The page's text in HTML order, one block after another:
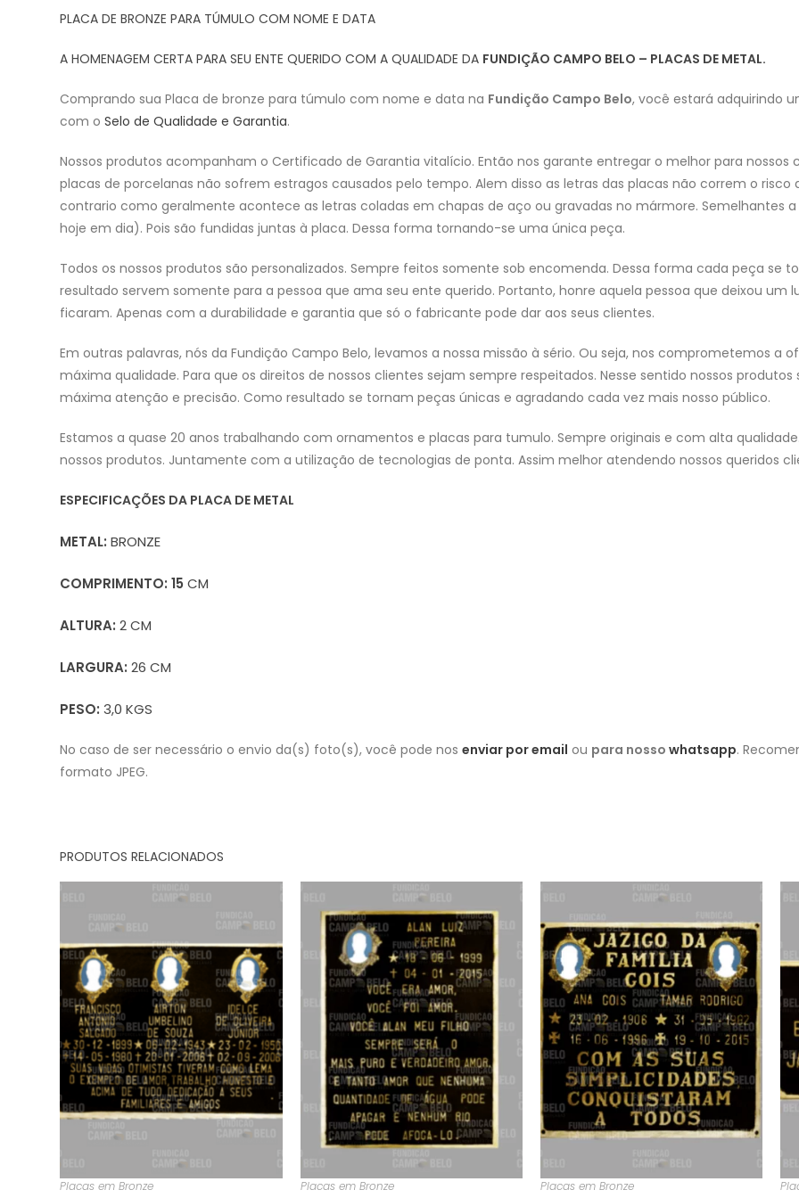
PLACA DE BRONZE PARA TÚMULO COM NOME E DATA
A HOMENAGEM CERTA PARA SEU ENTE QUERIDO COM A QUALIDADE DA FUNDIÇÃO CAMPO BELO – PLACAS DE METAL.
Comprando sua Placa de bronze para túmulo com nome e data na Fundição Campo Belo, você estará adquirindo
com oSelo de Qualidade e Garantia.
Nossos produtos acompanham o Certificado de Garantia vitalício. Então nos garante entregar o melhor para nossos
placas de porcelanas não sofrem estragos causados pelo tempo. Alem disso as letras das placas não correm o risco
contrario como geralmente acontece as letras coladas em chapas de aço ou gravadas no mármore. Semelhantes
hoje em dia). Pois são fundidas juntas à placa. Dessa forma tornando-se uma única peça.
Todos os nossos produtos são personalizados. Sempre feitos somente sob encomenda. Dessa forma cada peça se
resultado servem somente para a pessoa que ama seu ente querido. Portanto, honre aquela pessoa que deixou um
ficaram. Apenas com a durabilidade e garantia que só o fabricante pode dar aos seus clientes.
Em outras palavras, nós da Fundição Campo Belo, levamos a nossa missão à sério. Ou seja, nos comprometemos a
máxima qualidade. Para que os direitos de nossos clientes sejam sempre respeitados. Nesse sentido nossos
máxima atenção e precisão. Como resultado se tornam peças únicas e agradando cada vez mais nosso público.
Estamos a quase 20 anos trabalhando com ornamentos e placas para tumulo. Sempre originais e com alta
nossos produtos. Juntamente com a utilização de tecnologias de ponta. Assim melhor atendendo nossos queridos
ESPECIFICAÇÕES DA PLACA DE METAL
METAL:BRONZE
COMPRIMENTO: 15 CM
ALTURA:2 CM
LARGURA:26 CM
PESO:3,0 KGS
No caso de ser necessário o envio da(s) foto(s), você pode nosenviar por email ou para nossowhatsapp.
formato JPEG.
PRODUTOS RELACIONADOS
Placas em Bronze Placas em Bronze Placas em Bronze